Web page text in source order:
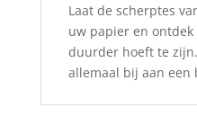
Laat de scherptes
uw papier en
duurder hoeft te
allemaal bij aan een